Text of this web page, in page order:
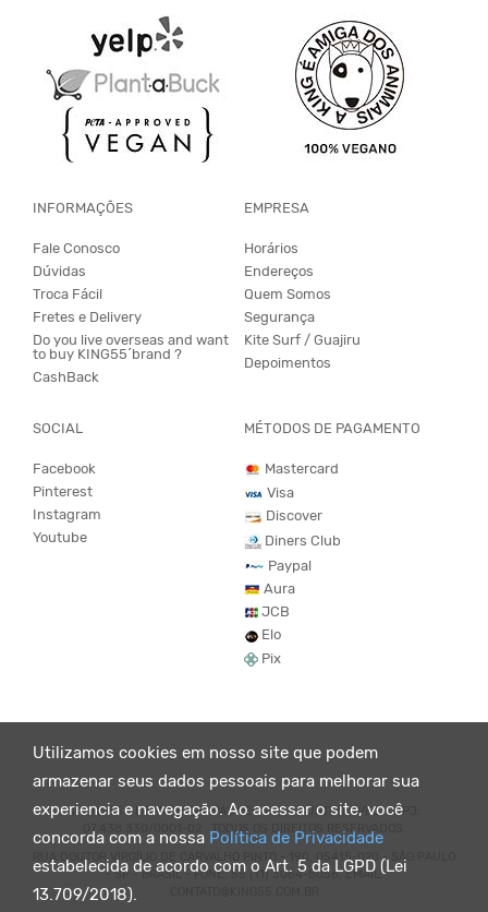
Utilizamos cookies em nosso site que podem
armazenar seus dados pessoais para melhorar sua
experiencia e navegação. Ao acessar o site, você
concorda com a nossa Política de Privacidade
estabelecida de acordo com o Art. 5 da LGPD (Lei
13.709/2018).
INFORMAÇÕES
Fale Conosco
Dúvidas
Troca Fácil
Fretes e Delivery
Do you live overseas and want
to buy KING55´brand ?
CashBack
EMPRESA
Horários
Endereços
Quem Somos
Segurança
Kite Surf / Guajiru
Depoimentos
SOCIAL
Facebook
Pinterest
Instagram
Youtube
MÉTODOS DE PAGAMENTO
Mastercard
Visa
Discover
Diners Club
Paypal
Aura
JCB
Elo
Pix
© KING55 - LOJA DE ROUPAS VEGANO E SUSTENTÁVEL. CNPJ:
07.438.330/0001-02 . TODOS OS DIREITOS RESERVADOS.
RUA DOUTOR VIRGÍLIO DE CARVALHO PINTO - 190, 05415-020 - SÃO PAULO
- SP - BRASIL - FONE: 55 (11) 3064-8056. EMAIL: